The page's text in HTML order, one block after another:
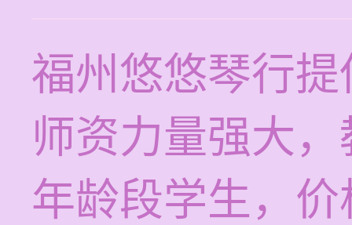
福州悠悠琴行
师资力量强大
年龄段学生，